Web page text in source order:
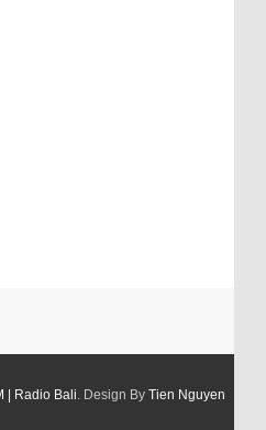
| Radio Bali. Design By Tien Nguyen